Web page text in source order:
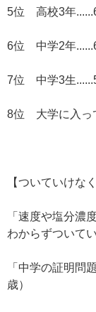
5位 高校3年
6位 中学2年
7位 中学3生
8位 大学に入っ
【ついていけな
「速度や塩分濃
わからずついて
「中学の証明問
歳）